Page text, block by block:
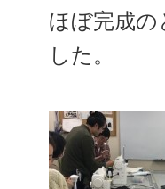
ほぼ完成
した。